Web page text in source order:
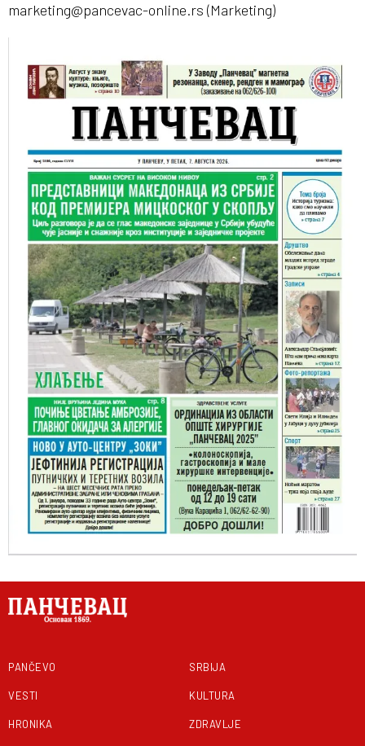
marketing@pancevac-online.rs (Marketing)
PANČEVO
VESTI
HRONIKA
SRBIJA
KULTURA
ZDRAVLJE